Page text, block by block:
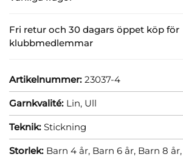
Fri retur och 30 dagars öppet köp för
klubbmedlemmar
Artikelnummer: 23037-4
Garnkvalité: Lin, Ull
Teknik: Stickning
Storlek: Barn 4 år, Barn 6 år, Barn 8 år,